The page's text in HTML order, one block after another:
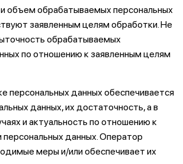
объем обрабатываемых персональных
заявленным целям обработки. Не
обрабатываемых
по отношению к заявленным целям
персональных данных обеспечивается
данных, их достаточность, а в
и актуальность по отношению к
данных. Оператор
меры и/или обеспечивает их